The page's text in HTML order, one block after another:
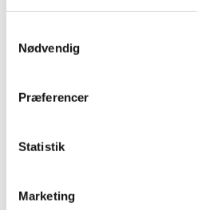
Nødvendig
Præferencer
Statistik
Marketing
2023 (24)
2021 (44)
2018 (37)
2016 (43)